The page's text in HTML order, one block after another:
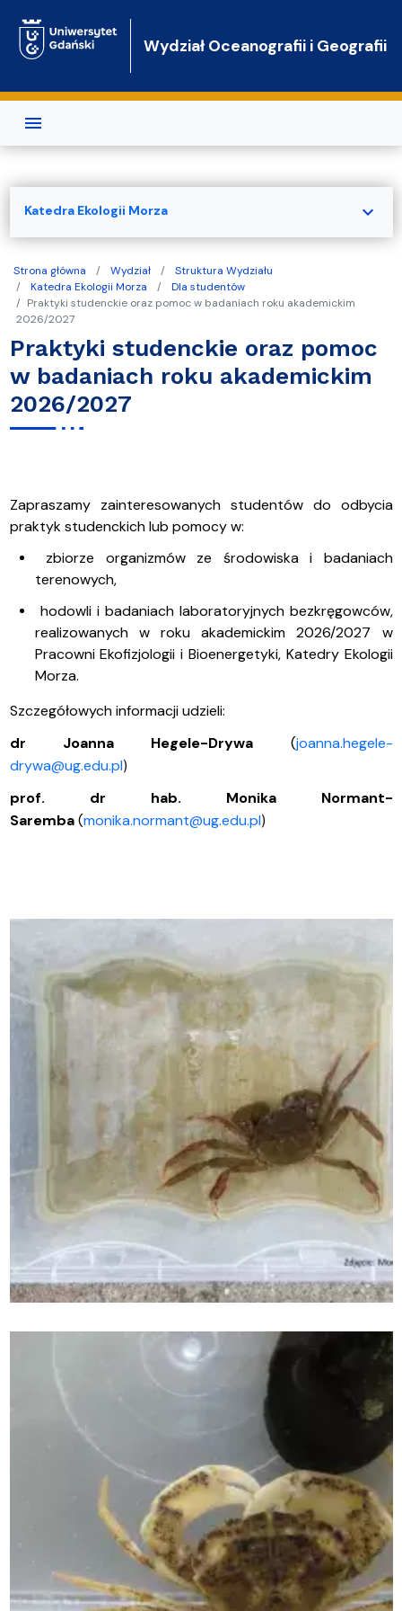
Wydział Oceanografii i Geografii
Strona główna Wydział
Struktura Wydziału
Katedra Ekologii Morza
Dla studentów
Praktyki studenckie oraz pomoc w badaniach roku akademickim
2026/2027
Praktyki studenckie oraz pomoc
w badaniach roku akademickim
2026/2027
Zapraszamy zainteresowanych studentów do odbycia
praktyk studenckich lub pomocy w:
zbiorze organizmów ze środowiska i badaniach
terenowych,
hodowli i badaniach laboratoryjnych bezkręgowców,
realizowanych w roku akademickim 2026/2027 w
Pracowni Ekofizjologii i Bioenergetyki, Katedry Ekologii
Morza.
Szczegółowych informacji udzieli:
dr Joanna Hegele-Drywa (joanna.hegele-
drywa@ug.edu.pl)
prof. dr hab. Monika Normant-
Saremba(monika.normant@ug.edu.pl)
Katedra Ekologii Morza expand_more